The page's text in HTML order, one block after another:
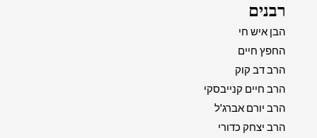
רבנים
הבן איש חי
החפץ חיים
הרב דב קוק
הרב חיים קנייבסקי
הרב יורם אברג'ל
הרב יצחק כדורי